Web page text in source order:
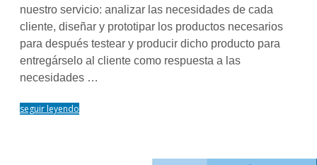
nuestro servicio: analizar las necesidades de cada
cliente, diseñar y prototipar los productos necesarios
para después testear y producir dicho producto para
entregárselo al cliente como respuesta a las
necesidades …
seguir leyendo